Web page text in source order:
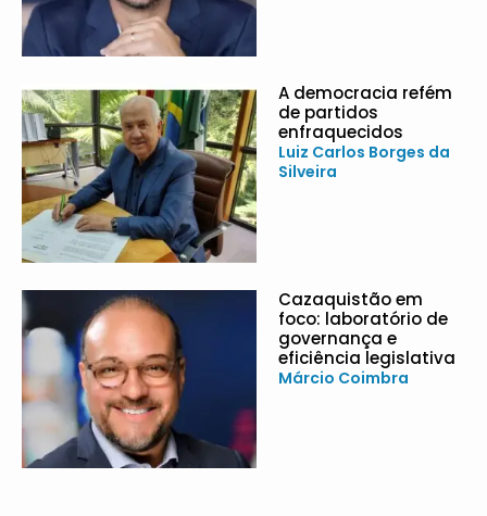
A democracia refém
de partidos
enfraquecidos
Luiz Carlos Borges da
Silveira
Cazaquistão em
foco: laboratório de
governança e
eficiência legislativa
Márcio Coimbra